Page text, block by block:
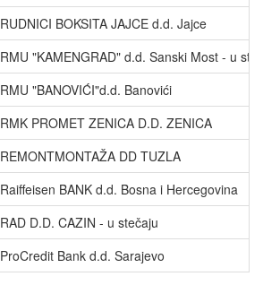
RUDNICI BOKSITA JAJCE d.d. Jajce
RMU "KAMENGRAD" d.d. Sanski Most - u
RMU "BANOVIĆI"d.d. Banovići
RMK PROMET ZENICA D.D. ZENICA
REMONTMONTAŽA DD TUZLA
Raiffeisen BANK d.d. Bosna i Hercegovina
RAD D.D. CAZIN - u stečaju
ProCredit Bank d.d. Sarajevo